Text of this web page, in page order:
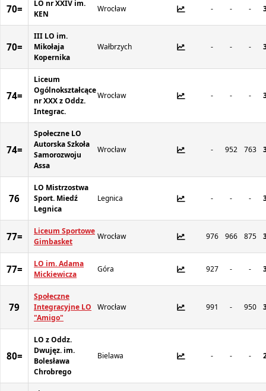
70=
LO nr XXIV im.
KEN
Wrocław - - -
70=
III LO im.
Mikołaja
Kopernika
Wałbrzych - - -
74=
Liceum
Ogólnokształcące
nr XXX z Oddz.
Integrac.
Wrocław - - -
74=
Społeczne LO
Autorska Szkoła
Samorozwoju
Assa
Wrocław - 952 763
76
LO Mistrzostwa
Sport. Miedź
Legnica
Legnica - - -
77=
Liceum Sportowe
Gimbasket
Wrocław 976 966 875
77=
LO im. Adama
Mickiewicza
Góra 927 - -
79
Społeczne
Integracyjne LO
"Amigo"
Wrocław 991 - 950
80=
LO z Oddz.
Dwujęz. im.
Bolesława
Chrobrego
Bielawa - - -